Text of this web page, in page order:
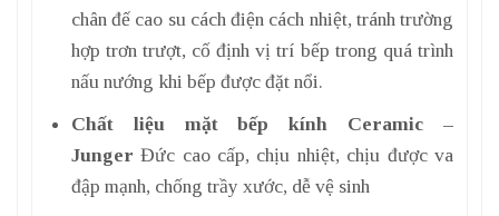
chân đế cao su cách điện cách nhiệt, tránh trường
hợp trơn trượt, cố định vị trí bếp trong quá trình
nấu nướng khi bếp được đặt nổi.
Chất liệu mặt bếp kính Ceramic –
Junger Đức cao cấp, chịu nhiệt, chịu được va
đập mạnh, chống trầy xước, dễ vệ sinh